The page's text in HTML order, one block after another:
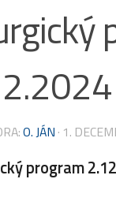
O. JÁN · 1.
program